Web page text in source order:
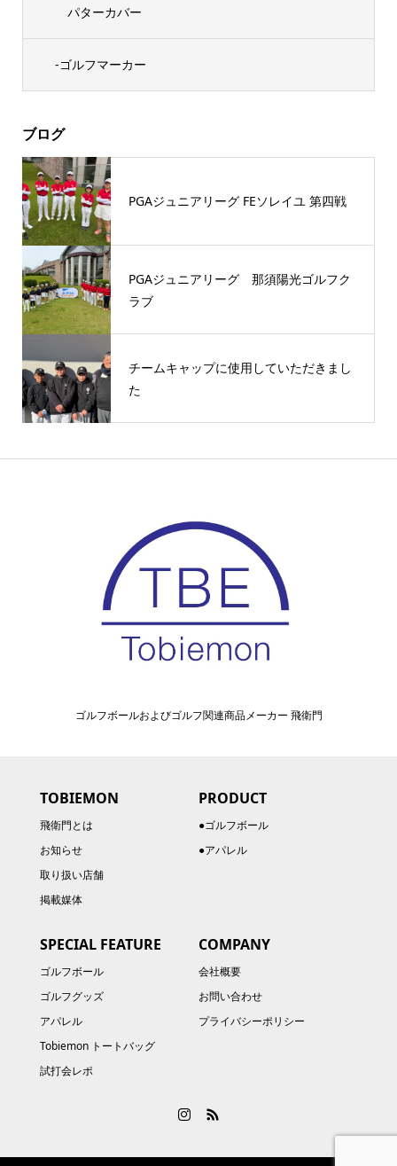
パターカバー
-ゴルフマーカー
ブログ
PGAジュニアリーグ FEソレイユ 第四戦
PGAジュニアリーグ 那須陽光ゴルフク
ラブ
チームキャップに使用していただきまし
た
ゴルフボールおよびゴルフ関連商品メーカー 飛衛門
TOBIEMON
飛衛門とは
お知らせ
取り扱い店舗
掲載媒体
PRODUCT
●ゴルフボール
●アパレル
SPECIAL FEATURE
ゴルフボール
ゴルフグッズ
アパレル
Tobiemon トートバッグ
試打会レポ
COMPANY
会社概要
お問い合わせ
プライバシーポリシー